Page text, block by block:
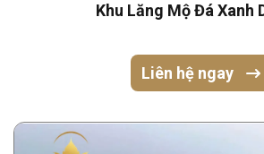
Khu Lăng Mộ Đá Xanh
Liên hệ ngay